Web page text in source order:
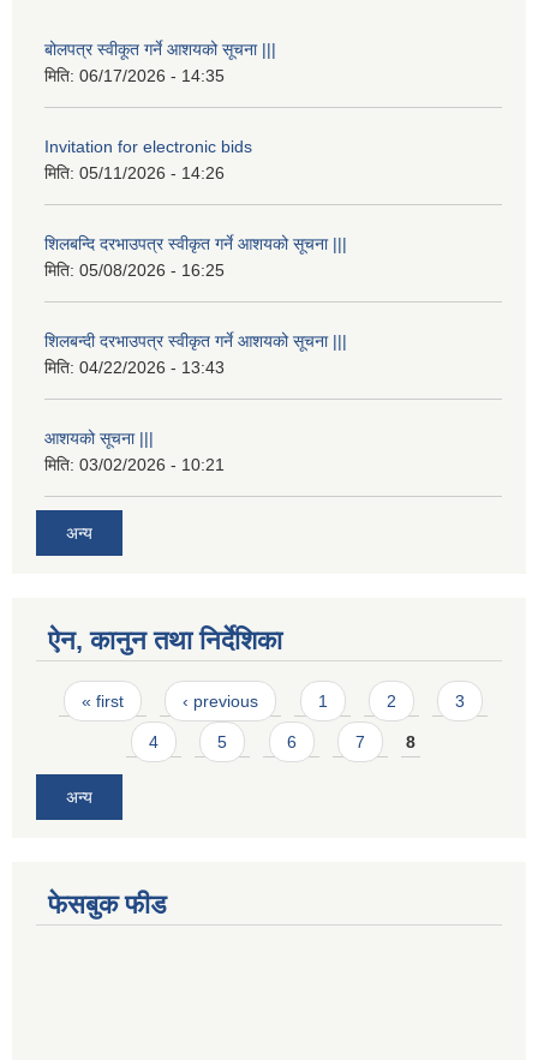
बोलपत्र स्वीकूत गर्ने आशयको सूचना |||
मिति: 06/17/2026 - 14:35
Invitation for electronic bids
मिति: 05/11/2026 - 14:26
शिलबन्दि दरभाउपत्र स्वीकृत गर्ने आशयको सूचना |||
मिति: 05/08/2026 - 16:25
शिलबन्दी दरभाउपत्र स्वीकृत गर्ने आशयको सूचना |||
मिति: 04/22/2026 - 13:43
आशयको सूचना |||
मिति: 03/02/2026 - 10:21
अन्य
ऐन, कानुन तथा निर्देशिका
Pages
« first ‹ previous 1 2 3
4 5 6 7 8
अन्य
फेसबुक फीड